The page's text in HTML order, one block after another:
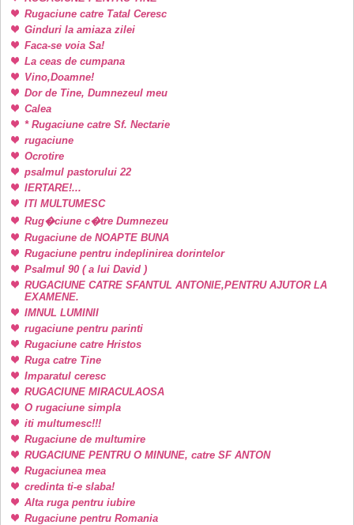
Rugaciune catre Tatal Ceresc
Ginduri la amiaza zilei
Faca-se voia Sa!
La ceas de cumpana
Vino,Doamne!
Dor de Tine, Dumnezeul meu
Calea
* Rugaciune catre Sf. Nectarie
rugaciune
Ocrotire
psalmul pastorului 22
IERTARE!...
ITI MULTUMESC
Rug�ciune c�tre Dumnezeu
Rugaciune de NOAPTE BUNA
Rugaciune pentru indeplinirea dorintelor
Psalmul 90 ( a lui David )
RUGACIUNE CATRE SFANTUL ANTONIE,PENTRU AJUTOR LA
EXAMENE.
IMNUL LUMINII
rugaciune pentru parinti
Rugaciune catre Hristos
Ruga catre Tine
Imparatul ceresc
RUGACIUNE MIRACULAOSA
O rugaciune simpla
iti multumesc!!!
Rugaciune de multumire
RUGACIUNE PENTRU O MINUNE, catre SF ANTON
Rugaciunea mea
credinta ti-e slaba!
Alta ruga pentru iubire
Rugaciune pentru Romania